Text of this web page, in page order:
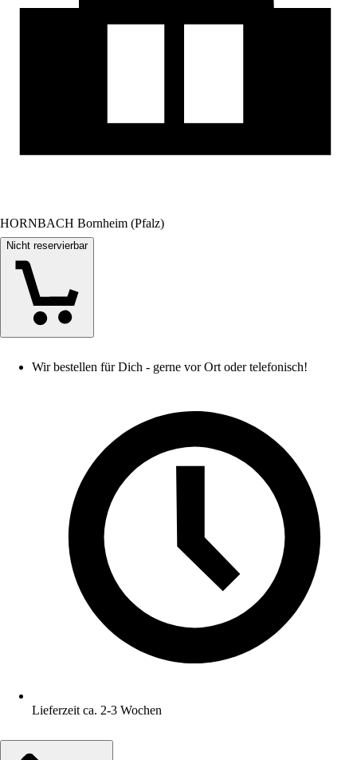
HORNBACH Bornheim (Pfalz)
Nicht reservierbar
Wir bestellen für Dich - gerne vor Ort oder telefonisch!
Lieferzeit ca. 2-3 Wochen